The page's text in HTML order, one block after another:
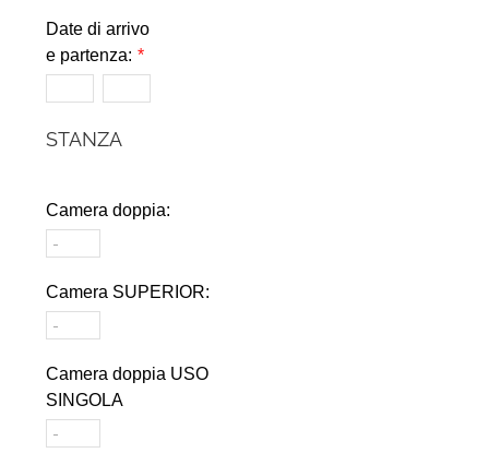
Date di arrivo
e partenza: *
STANZA
Camera doppia:
Camera SUPERIOR:
Camera doppia USO
SINGOLA